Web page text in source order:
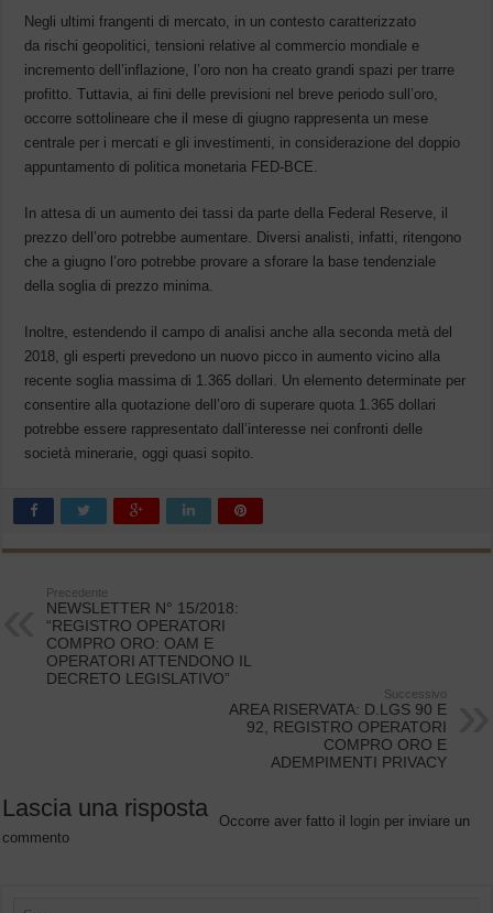
Negli ultimi frangenti di mercato, in un contesto caratterizzato
da rischi geopolitici, tensioni relative al commercio mondiale e
incremento dell’inflazione, l’oro non ha creato grandi spazi per trarre
profitto. Tuttavia, ai fini delle previsioni nel breve periodo sull’oro,
occorre sottolineare che il mese di giugno rappresenta un mese
centrale per i mercati e gli investimenti, in considerazione del doppio
appuntamento di politica monetaria FED-BCE.
In attesa di un aumento dei tassi da parte della Federal Reserve, il
prezzo dell’oro potrebbe aumentare. Diversi analisti, infatti, ritengono
che a giugno l’oro potrebbe provare a sforare la base tendenziale
della soglia di prezzo minima.
Inoltre, estendendo il campo di analisi anche alla seconda metà del
2018, gli esperti prevedono un nuovo picco in aumento vicino alla
recente soglia massima di 1.365 dollari. Un elemento determinate per
consentire alla quotazione dell’oro di superare quota 1.365 dollari
potrebbe essere rappresentato dall’interesse nei confronti delle
società minerarie, oggi quasi sopito.
Precedente
NEWSLETTER N° 15/2018:
“REGISTRO OPERATORI
COMPRO ORO: OAM E
OPERATORI ATTENDONO IL
DECRETO LEGISLATIVO”
Successivo
AREA RISERVATA: D.LGS 90 E
92, REGISTRO OPERATORI
COMPRO ORO E
ADEMPIMENTI PRIVACY
Lascia una risposta Occorre aver fatto il login per inviare un
commento